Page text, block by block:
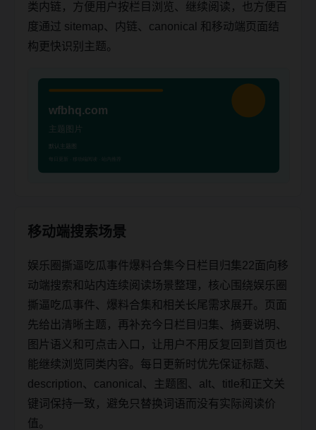
类内链，方便用户按栏目浏览、继续阅读，也方便百
度通过 sitemap、内链、canonical 和移动端页面结
构更快识别主题。
移动端搜索场景
娱乐圈撕逼吃瓜事件爆料合集今日栏目归集22面向移
动端搜索和站内连续阅读场景整理，核心围绕娱乐圈
撕逼吃瓜事件、爆料合集和相关长尾需求展开。页面
先给出清晰主题，再补充今日栏目归集、摘要说明、
图片语义和可点击入口，让用户不用反复回到首页也
能继续浏览同类内容。每日更新时优先保证标题、
description、canonical、主题图、alt、title和正文关
键词保持一致，避免只替换词语而没有实际阅读价
值。